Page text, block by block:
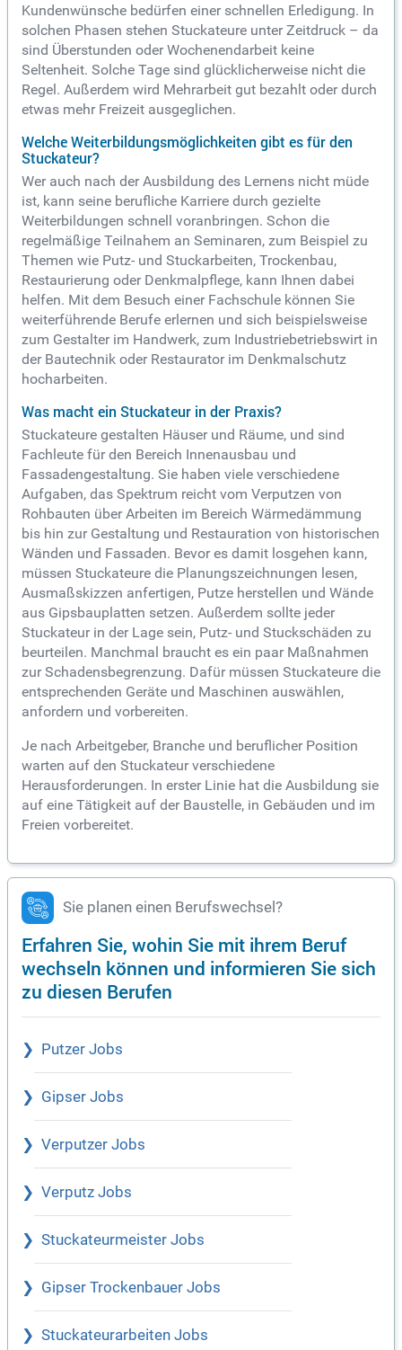
Kundenwünsche bedürfen einer schnellen Erledigung. In
solchen Phasen stehen Stuckateure unter Zeitdruck – da
sind Überstunden oder Wochenendarbeit keine
Seltenheit. Solche Tage sind glücklicherweise nicht die
Regel. Außerdem wird Mehrarbeit gut bezahlt oder durch
etwas mehr Freizeit ausgeglichen.
Welche Weiterbildungsmöglichkeiten gibt es für den
Stuckateur?
Wer auch nach der Ausbildung des Lernens nicht müde
ist, kann seine berufliche Karriere durch gezielte
Weiterbildungen schnell voranbringen. Schon die
regelmäßige Teilnahem an Seminaren, zum Beispiel zu
Themen wie Putz- und Stuckarbeiten, Trockenbau,
Restaurierung oder Denkmalpflege, kann Ihnen dabei
helfen. Mit dem Besuch einer Fachschule können Sie
weiterführende Berufe erlernen und sich beispielsweise
zum Gestalter im Handwerk, zum Industriebetriebswirt in
der Bautechnik oder Restaurator im Denkmalschutz
hocharbeiten.
Was macht ein Stuckateur in der Praxis?
Stuckateure gestalten Häuser und Räume, und sind
Fachleute für den Bereich Innenausbau und
Fassadengestaltung. Sie haben viele verschiedene
Aufgaben, das Spektrum reicht vom Verputzen von
Rohbauten über Arbeiten im Bereich Wärmedämmung
bis hin zur Gestaltung und Restauration von historischen
Wänden und Fassaden. Bevor es damit losgehen kann,
müssen Stuckateure die Planungszeichnungen lesen,
Ausmaßskizzen anfertigen, Putze herstellen und Wände
aus Gipsbauplatten setzen. Außerdem sollte jeder
Stuckateur in der Lage sein, Putz- und Stuckschäden zu
beurteilen. Manchmal braucht es ein paar Maßnahmen
zur Schadensbegrenzung. Dafür müssen Stuckateure die
entsprechenden Geräte und Maschinen auswählen,
anfordern und vorbereiten.
Je nach Arbeitgeber, Branche und beruflicher Position
warten auf den Stuckateur verschiedene
Herausforderungen. In erster Linie hat die Ausbildung sie
auf eine Tätigkeit auf der Baustelle, in Gebäuden und im
Freien vorbereitet.
Sie planen einen Berufswechsel?
Erfahren Sie, wohin Sie mit ihrem Beruf
wechseln können und informieren Sie sich
zu diesen Berufen
Putzer Jobs
Gipser Jobs
Verputzer Jobs
Verputz Jobs
Stuckateurmeister Jobs
Gipser Trockenbauer Jobs
Stuckateurarbeiten Jobs